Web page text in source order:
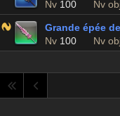
Nv 100 Nv
Grande épée
Nv 100 Nv